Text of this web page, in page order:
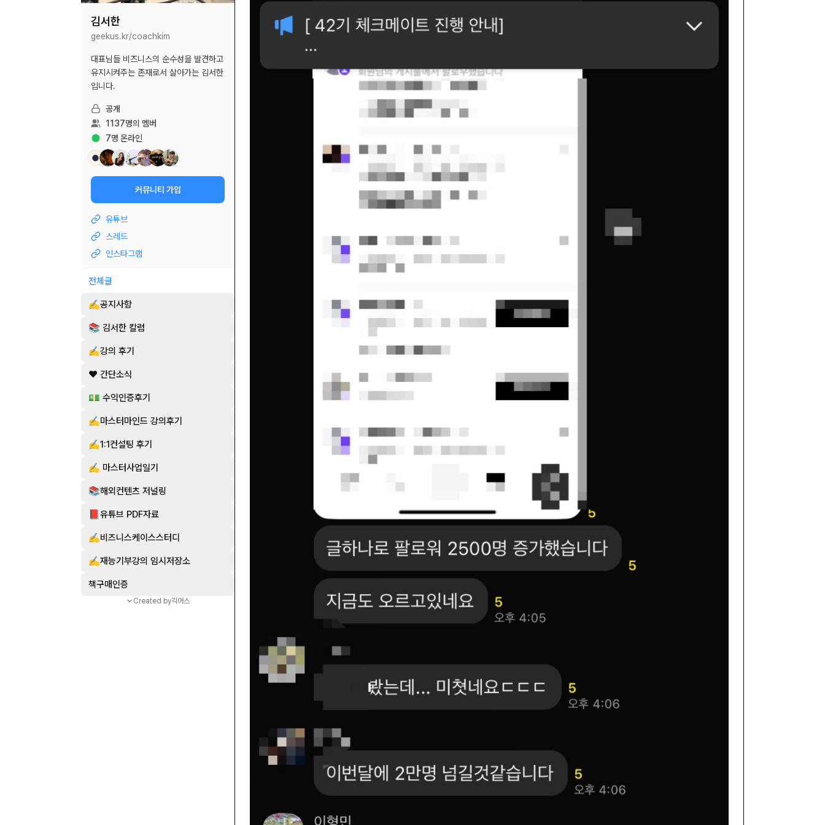
김서한
geekus.kr/coachkim
대표님들 비즈니스의 순수성을 발견하고
유지시켜주는 존재로서 살아가는 김서한
입니다.
공개
1137명의 멤버
7명 온라인
커뮤니티 가입
유튜브
스레드
인스타그램
전체글
✍️공지사항
📚 김서한 칼럼
✍️강의 후기
❤️ 간단소식
💵 수익인증후기
✍️마스터마인드 강의후기
✍️1:1컨설팅 후기
✍️ 마스터사업일기
📚해외컨텐츠 저널링
📕유튜브 PDF자료
✍️비즈니스케이스스터디
✍️재능기부강의 임시저장소
책구매인증
Created by긱어스